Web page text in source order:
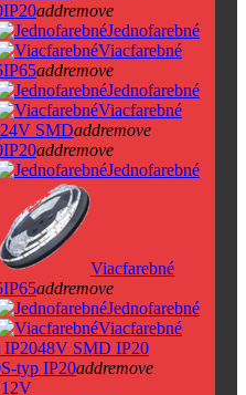
IP20addremove
Jednofarebné
Viacfarebné
IP65addremove
Jednofarebné
Viacfarebné
24V SMDaddremove
IP20addremove
Jednofarebné
Viacfarebné
IP65addremove
Jednofarebné
Viacfarebné
48V SMD IP20
S-typ IP20addremove
12V